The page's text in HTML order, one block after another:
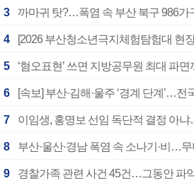
3 까마귀 탓?…폭염 속 부산 북구 986가
4
5 ‘혐오표현’ 쓰면 지방공무원 최대 파면
6 [속보] 부산·김해·울주 ‘경계 단계’…전
7 이임생, 홍명보 선임 독단적 결정 아
8 부산·울산·경남 폭염 속 소나기·비…
9 경찰가족 관련 사건 45건…그동안 파